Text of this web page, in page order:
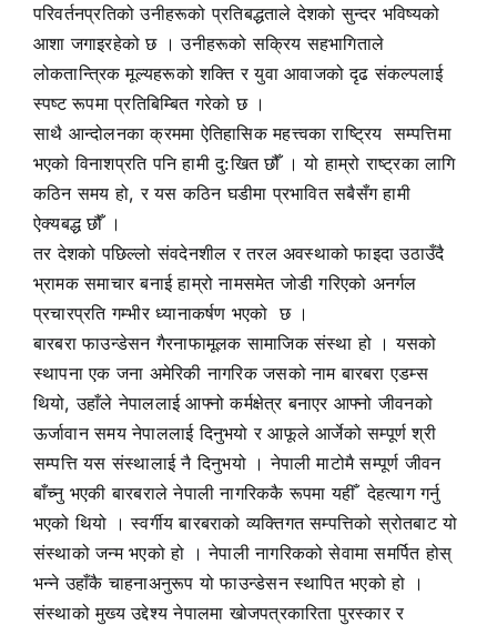
परिवर्तनप्रतिको उनीहरूको प्रतिबद्धताले देशको सुन्दर भविष्यको
आशा जगाइरहेको छ । उनीहरूको सक्रिय सहभागिताले
लोकतान्त्रिक मूल्यहरूको शक्ति र युवा आवाजको दृढ संकल्पलाई
स्पष्ट रूपमा प्रतिबिम्बित गरेको छ ।
साथै आन्दोलनका क्रममा ऐतिहासिक महत्त्वका राष्ट्रिय सम्पत्तिमा
भएको विनाशप्रति पनि हामी दु:खित छौँ । यो हाम्रो राष्ट्रका लागि
कठिन समय हो, र यस कठिन घडीमा प्रभावित सबैसँग हामी
ऐक्यबद्ध छौँ ।
तर देशको पछिल्लो संवदेनशील र तरल अवस्थाको फाइदा उठाउँदै
भ्रामक समाचार बनाई हाम्रो नामसमेत जोडी गरिएको अनर्गल
प्रचारप्रति गम्भीर ध्यानाकर्षण भएको छ ।
बारबरा फाउन्डेसन गैरनाफामूलक सामाजिक संस्था हो । यसको
स्थापना एक जना अमेरिकी नागरिक जसको नाम बारबरा एडम्स
थियो, उहाँले नेपाललाई आफ्नो कर्मक्षेत्र बनाएर आफ्नो जीवनको
ऊर्जावान समय नेपाललाई दिनुभयो र आफूले आर्जेको सम्पूर्ण श्री
सम्पत्ति यस संस्थालाई नै दिनुभयो । नेपाली माटोमै सम्पूर्ण जीवन
बाँच्नु भएकी बारबराले नेपाली नागरिककै रूपमा यहीँ देहत्याग गर्नु
भएको थियो । स्वर्गीय बारबराको व्यक्तिगत सम्पत्तिको स्रोतबाट यो
संस्थाको जन्म भएको हो । नेपाली नागरिकको सेवामा समर्पित होस्
भन्ने उहाँकै चाहनाअनुरूप यो फाउन्डेसन स्थापित भएको हो ।
संस्थाको मुख्य उद्देश्य नेपालमा खोजपत्रकारिता पुरस्कार र